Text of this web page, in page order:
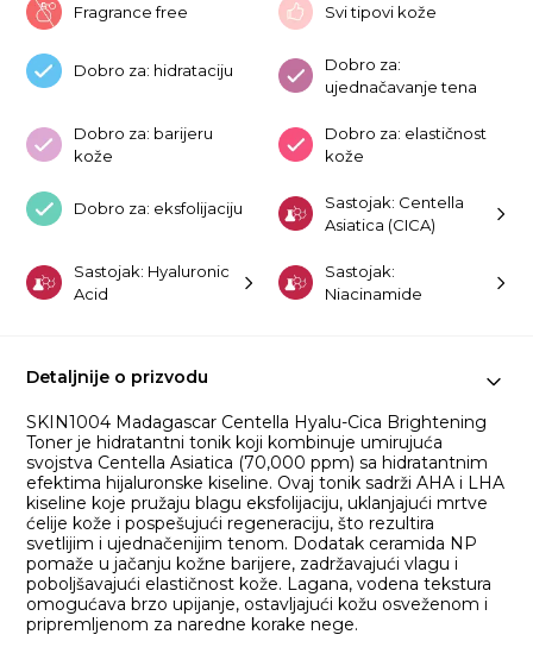
Fragrance free Svi tipovi kože
Dobro za: hidrataciju
Dobro za:
ujednačavanje tena
Dobro za: barijeru
kože
Dobro za: elastičnost
kože
Dobro za: eksfolijaciju
Sastojak: Centella
Asiatica (CICA)
Sastojak: Hyaluronic
Acid
Sastojak:
Niacinamide
Detaljnije o prizvodu
SKIN1004 Madagascar Centella Hyalu-Cica Brightening
Toner je hidratantni tonik koji kombinuje umirujuća
svojstva Centella Asiatica (70,000 ppm) sa hidratantnim
efektima hijaluronske kiseline. Ovaj tonik sadrži AHA i LHA
kiseline koje pružaju blagu eksfolijaciju, uklanjajući mrtve
ćelije kože i pospešujući regeneraciju, što rezultira
svetlijim i ujednačenijim tenom. Dodatak ceramida NP
pomaže u jačanju kožne barijere, zadržavajući vlagu i
poboljšavajući elastičnost kože. Lagana, vodena tekstura
omogućava brzo upijanje, ostavljajući kožu osveženom i
pripremljenom za naredne korake nege.